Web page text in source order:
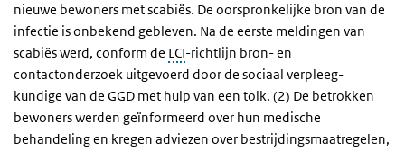
nieuwe bewoners met scabiës. De oorspronkelijke bron van de
infectie is onbekend gebleven. Na de eerste meldingen van
scabiës werd, conform de LCI-richtlijn bron- en
contactonderzoek uitgevoerd door de sociaal verpleeg-
kundige van de GGD met hulp van een tolk. (2) De betrokken
bewoners werden geïnformeerd over hun medische
behandeling en kregen adviezen over bestrijdingsmaatregelen,